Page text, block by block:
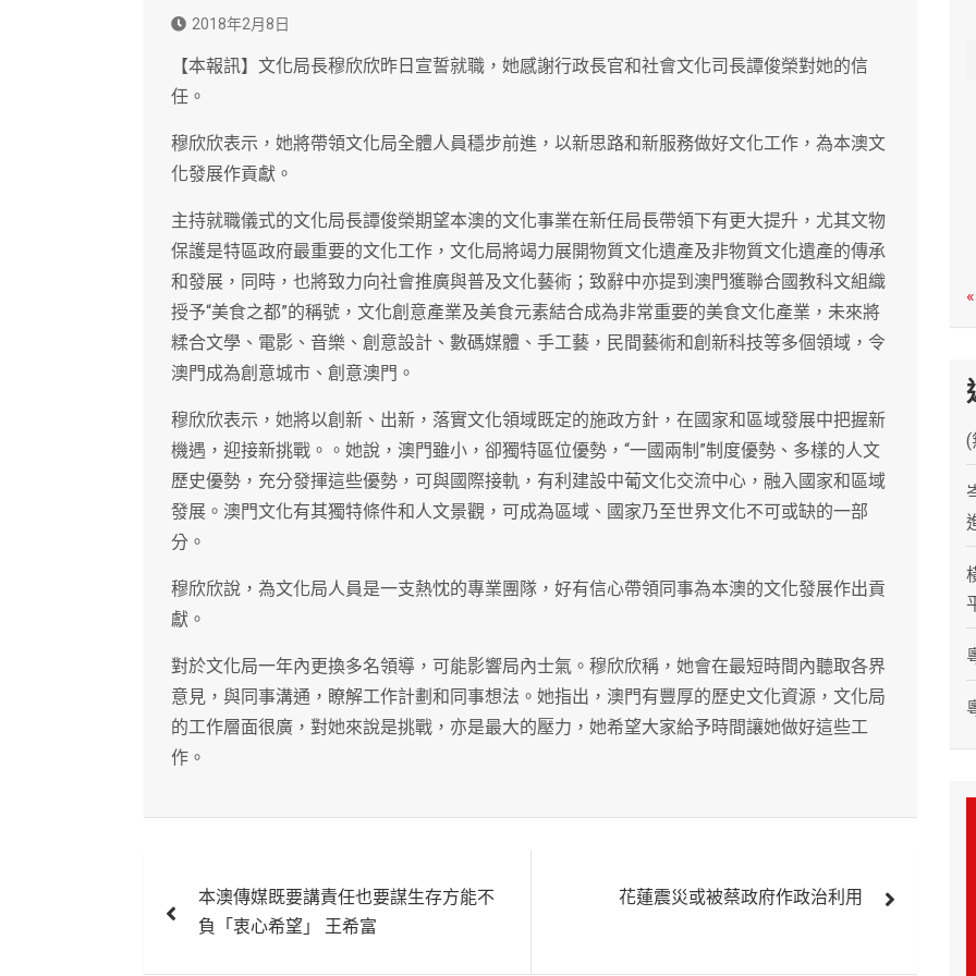
2018年2月8日
【本報訊】文化局長穆欣欣昨日宣誓就職，她感謝行政長官和社會文化司長譚俊榮對她的信
任。
穆欣欣表示，她將帶領文化局全體人員穩步前進，以新思路和新服務做好文化工作，為本澳文
化發展作貢獻。
主持就職儀式的文化局長譚俊榮期望本澳的文化事業在新任局長帶領下有更大提升，尤其文物
保護是特區政府最重要的文化工作，文化局將竭力展開物質文化遺產及非物質文化遺產的傳承
和發展，同時，也將致力向社會推廣與普及文化藝術；致辭中亦提到澳門獲聯合國教科文組織
授予“美食之都”的稱號，文化創意產業及美食元素結合成為非常重要的美食文化產業，未來將
糅合文學、電影、音樂、創意設計、數碼媒體、手工藝，民間藝術和創新科技等多個領域，令
澳門成為創意城市、創意澳門。
穆欣欣表示，她將以創新、出新，落實文化領域既定的施政方針，在國家和區域發展中把握新
機遇，迎接新挑戰。。她說，澳門雖小，卻獨特區位優勢，“一國兩制”制度優勢、多樣的人文
歷史優勢，充分發揮這些優勢，可與國際接軌，有利建設中葡文化交流中心，融入國家和區域
發展。澳門文化有其獨特條件和人文景觀，可成為區域、國家乃至世界文化不可或缺的一部
分。
穆欣欣說，為文化局人員是一支熱忱的專業團隊，好有信心帶領同事為本澳的文化發展作出貢
獻。
對於文化局一年內更換多名領導，可能影響局內士氣。穆欣欣稱，她會在最短時間內聽取各界
意見，與同事溝通，瞭解工作計劃和同事想法。她指出，澳門有豐厚的歷史文化資源，文化局
的工作層面很廣，對她來說是挑戰，亦是最大的壓力，她希望大家給予時間讓她做好這些工
作。
章
本澳傳媒既要講責任也要謀生存方能不
負「衷心希望」 王希富
花蓮震災或被蔡政府作政治利用
(